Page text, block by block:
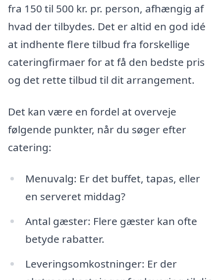
fra 150 til 500 kr. pr. person, afhængig af
hvad der tilbydes. Det er altid en god idé
at indhente flere tilbud fra forskellige
cateringfirmaer for at få den bedste pris
og det rette tilbud til dit arrangement.
Det kan være en fordel at overveje
følgende punkter, når du søger efter
catering:
Menuvalg: Er det buffet, tapas, eller
en serveret middag?
Antal gæster: Flere gæster kan ofte
betyde rabatter.
Leveringsomkostninger: Er der